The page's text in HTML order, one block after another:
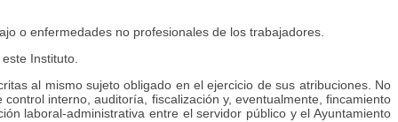
o enfermedades no profesionales de los trabajadores.
Instituto.
al mismo sujeto obligado en el ejercicio de sus atribuciones. No
interno, auditoría, fiscalización y, eventualmente, fincamiento
laboral-administrativa entre el servidor público y el Ayuntamiento